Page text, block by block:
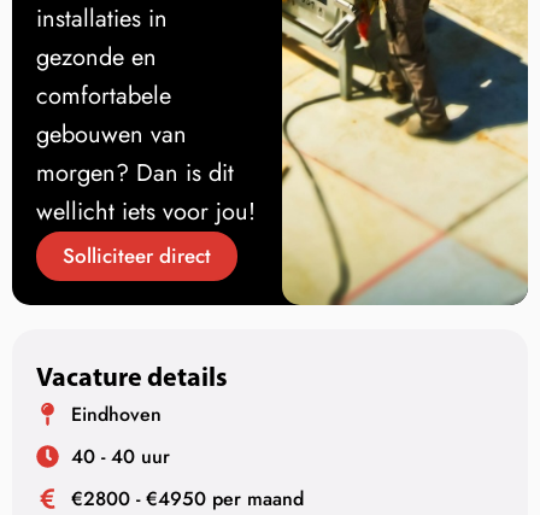
installaties in
gezonde en
comfortabele
gebouwen van
morgen? Dan is dit
wellicht iets voor jou!
Solliciteer direct
Vacature details
Eindhoven
40 - 40 uur
€2800 - €4950 per maand